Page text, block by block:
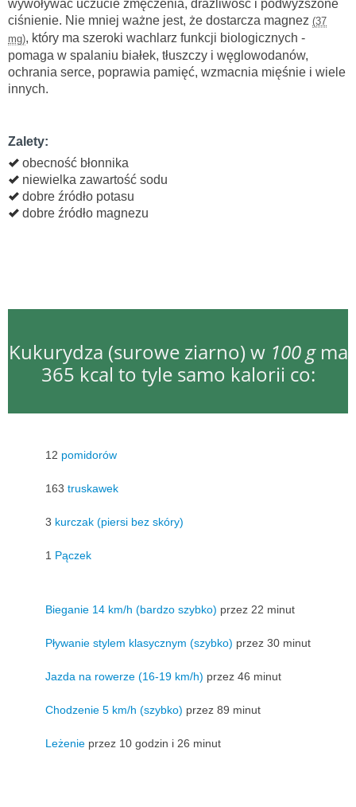
wywoływać uczucie zmęczenia, drażliwość i podwyższone
ciśnienie. Nie mniej ważne jest, że dostarcza magnez (37
mg), który ma szeroki wachlarz funkcji biologicznych -
pomaga w spalaniu białek, tłuszczy i węglowodanów,
ochrania serce, poprawia pamięć, wzmacnia mięśnie i wiele
innych.
Zalety:
obecność błonnika
niewielka zawartość sodu
dobre źródło potasu
dobre źródło magnezu
Kukurydza (surowe ziarno) w 100 gma
365 kcal to tyle samo kalorii co:
12 pomidorów
163 truskawek
3 kurczak (piersi bez skóry)
1 Pączek
Bieganie 14 km/h (bardzo szybko) przez 22 minut
Pływanie stylem klasycznym (szybko) przez 30 minut
Jazda na rowerze (16-19 km/h) przez 46 minut
Chodzenie 5 km/h (szybko) przez 89 minut
Leżenie przez 10 godzin i 26 minut